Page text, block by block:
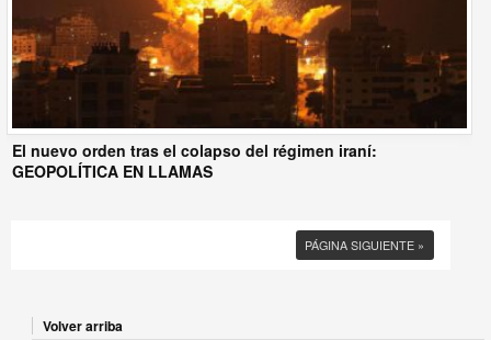
El nuevo orden tras el colapso del régimen iraní:
GEOPOLÍTICA EN LLAMAS
PÁGINA SIGUIENTE »
Volver arriba